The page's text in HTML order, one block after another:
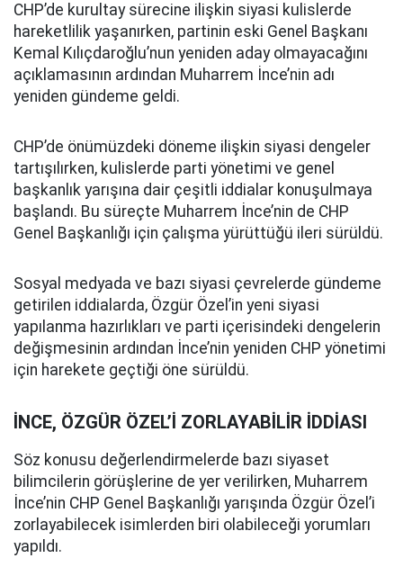
CHP’de kurultay sürecine ilişkin siyasi kulislerde
hareketlilik yaşanırken, partinin eski Genel Başkanı
Kemal Kılıçdaroğlu’nun yeniden aday olmayacağını
açıklamasının ardından Muharrem İnce’nin adı
yeniden gündeme geldi.
CHP’de önümüzdeki döneme ilişkin siyasi dengeler
tartışılırken, kulislerde parti yönetimi ve genel
başkanlık yarışına dair çeşitli iddialar konuşulmaya
başlandı. Bu süreçte Muharrem İnce’nin de CHP
Genel Başkanlığı için çalışma yürüttüğü ileri sürüldü.
Sosyal medyada ve bazı siyasi çevrelerde gündeme
getirilen iddialarda, Özgür Özel’in yeni siyasi
yapılanma hazırlıkları ve parti içerisindeki dengelerin
değişmesinin ardından İnce’nin yeniden CHP yönetimi
için harekete geçtiği öne sürüldü.
İNCE, ÖZGÜR ÖZEL’İ ZORLAYABİLİR İDDİASI
Söz konusu değerlendirmelerde bazı siyaset
bilimcilerin görüşlerine de yer verilirken, Muharrem
İnce’nin CHP Genel Başkanlığı yarışında Özgür Özel’i
zorlayabilecek isimlerden biri olabileceği yorumları
yapıldı.